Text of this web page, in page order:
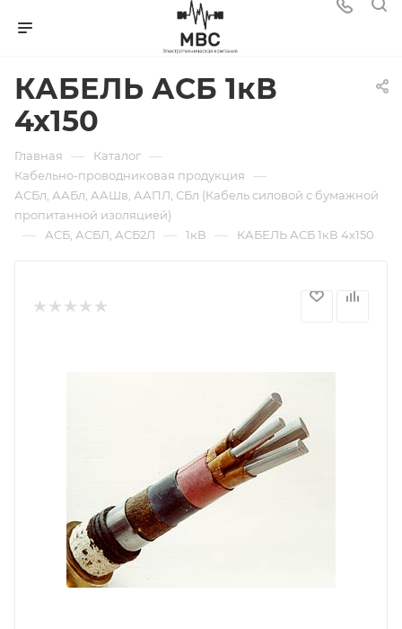
КАБЕЛЬ АСБ 1кВ
4х150
Главная — Каталог —
Кабельно-проводниковая продукция —
АСБл, ААБл, ААШв, ААПЛ, СБл (Кабель силовой с бумажной
пропитанной изоляцией)
— АСБ, АСБЛ, АСБ2Л — 1кВ — КАБЕЛЬ АСБ 1кВ 4х150